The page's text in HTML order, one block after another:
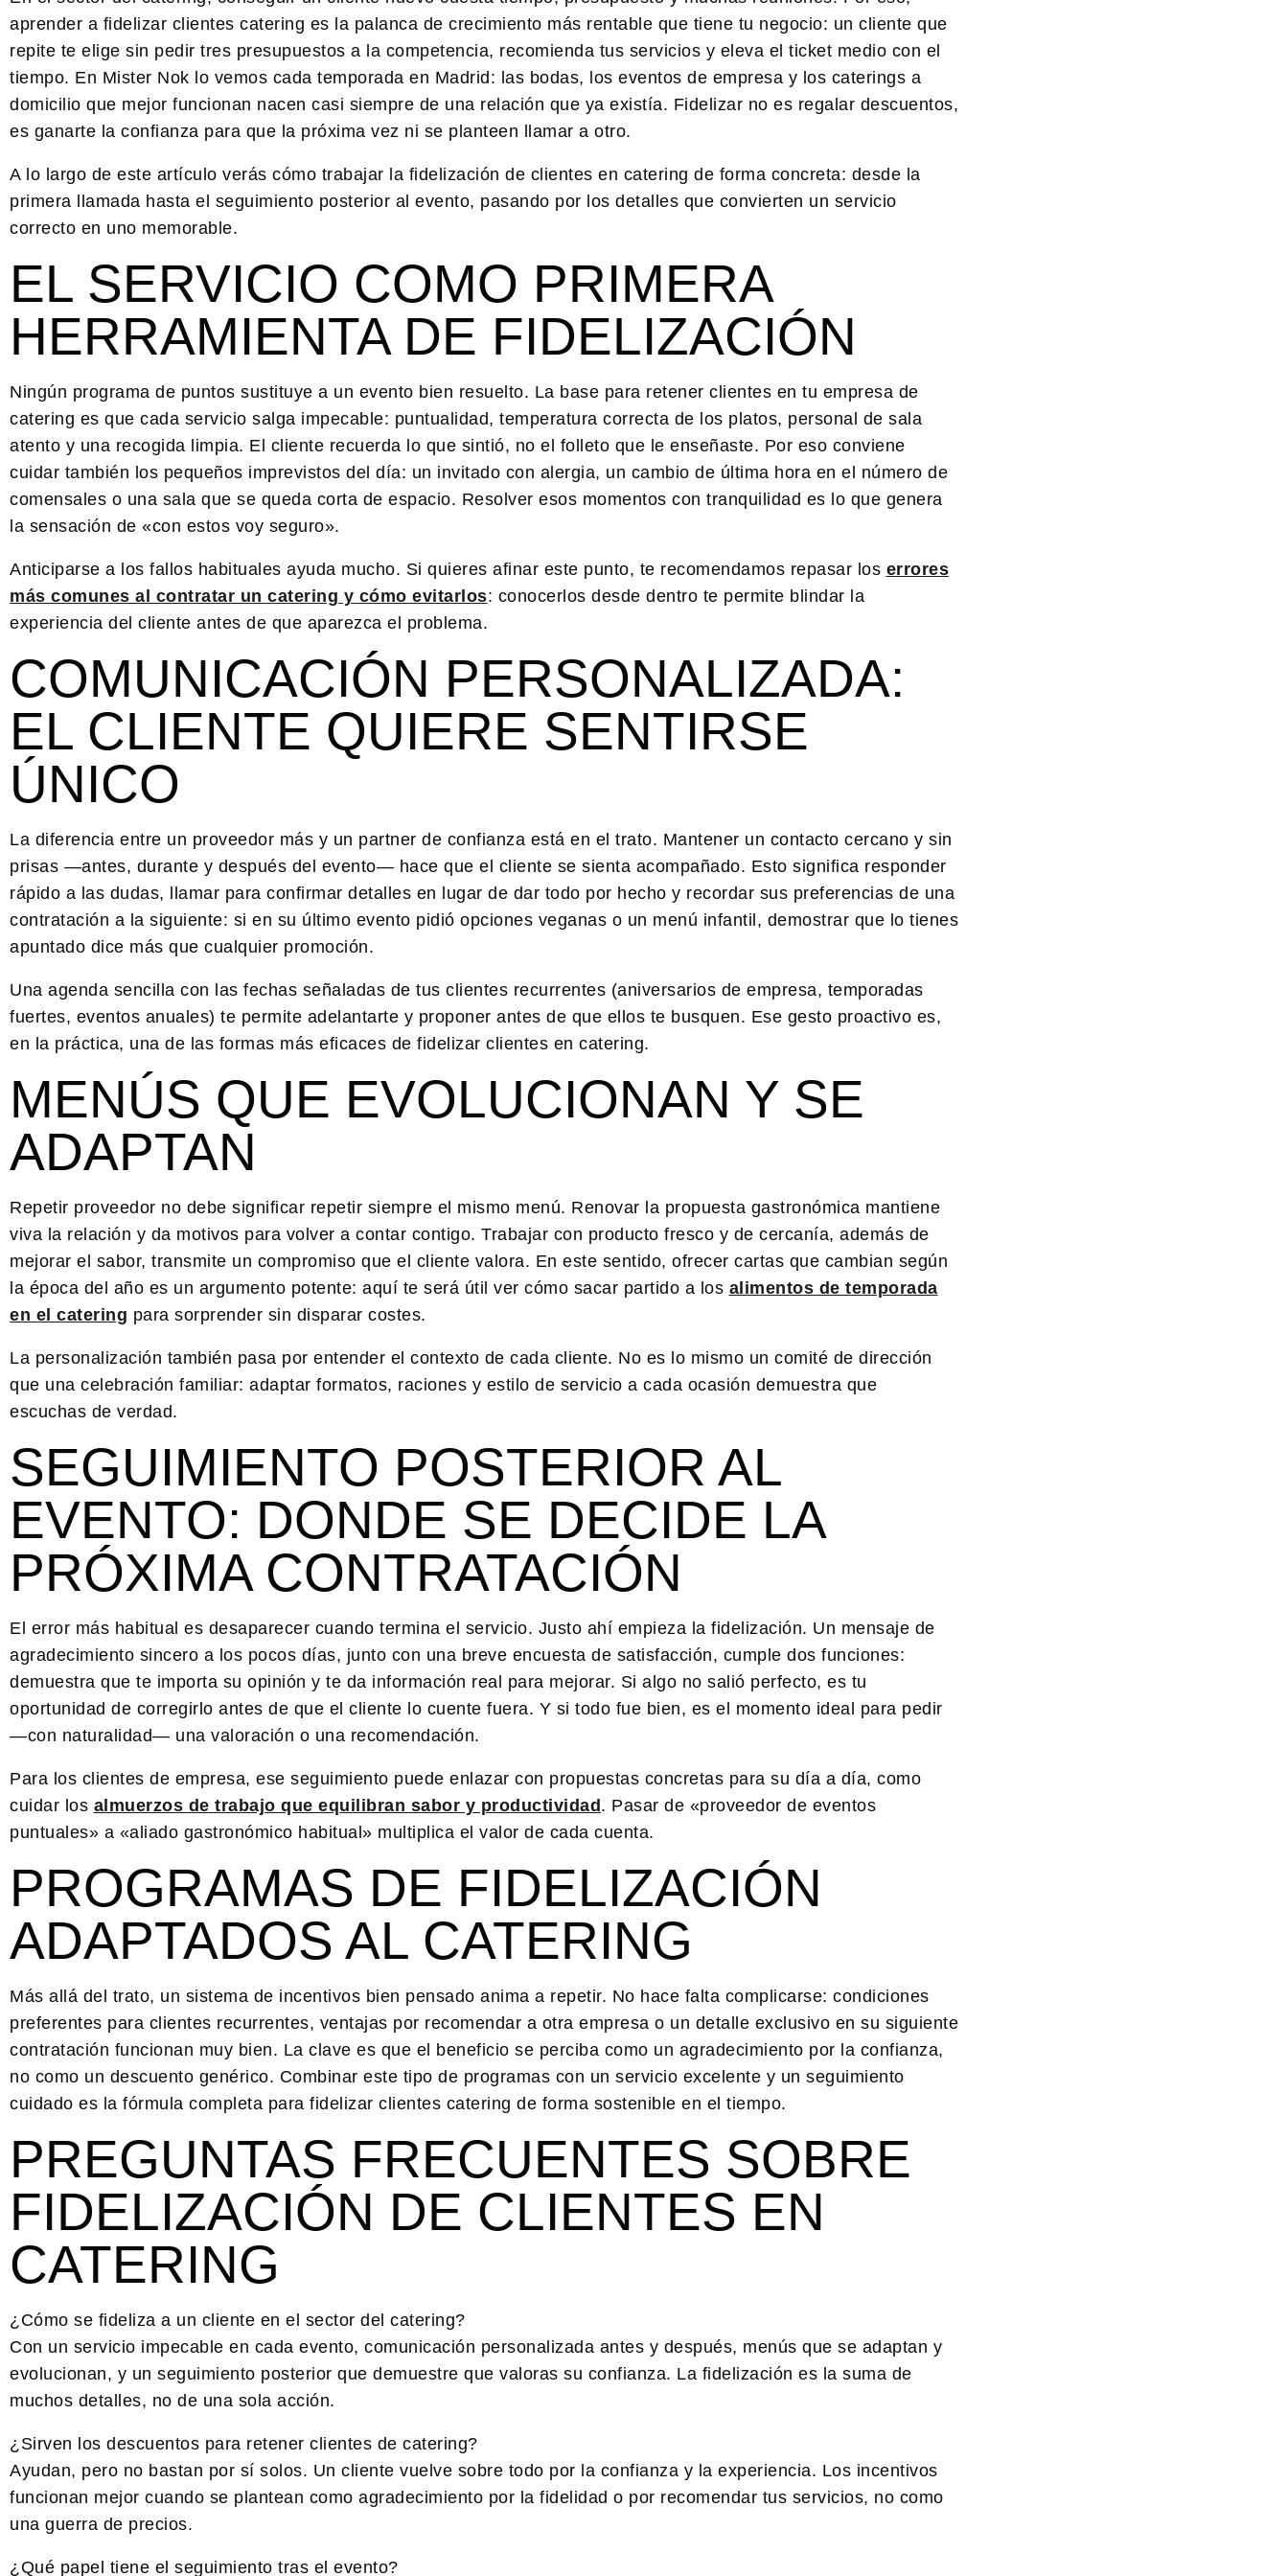
aprender a fidelizar clientes catering es la palanca de crecimiento más rentable que tiene tu negocio: un cliente que
repite te elige sin pedir tres presupuestos a la competencia, recomienda tus servicios y eleva el ticket medio con el
tiempo. En Mister Nok lo vemos cada temporada en Madrid: las bodas, los eventos de empresa y los caterings a
domicilio que mejor funcionan nacen casi siempre de una relación que ya existía. Fidelizar no es regalar descuentos,
es ganarte la confianza para que la próxima vez ni se planteen llamar a otro.
A lo largo de este artículo verás cómo trabajar la fidelización de clientes en catering de forma concreta: desde la
primera llamada hasta el seguimiento posterior al evento, pasando por los detalles que convierten un servicio
correcto en uno memorable.
EL SERVICIO COMO PRIMERA
HERRAMIENTA DE FIDELIZACIÓN
Ningún programa de puntos sustituye a un evento bien resuelto. La base para retener clientes en tu empresa de
catering es que cada servicio salga impecable: puntualidad, temperatura correcta de los platos, personal de sala
atento y una recogida limpia. El cliente recuerda lo que sintió, no el folleto que le enseñaste. Por eso conviene
cuidar también los pequeños imprevistos del día: un invitado con alergia, un cambio de última hora en el número de
comensales o una sala que se queda corta de espacio. Resolver esos momentos con tranquilidad es lo que genera
la sensación de «con estos voy seguro».
Anticiparse a los fallos habituales ayuda mucho. Si quieres afinar este punto, te recomendamos repasar los errores
más comunes al contratar un catering y cómo evitarlos: conocerlos desde dentro te permite blindar la
experiencia del cliente antes de que aparezca el problema.
COMUNICACIÓN PERSONALIZADA:
EL CLIENTE QUIERE SENTIRSE
ÚNICO
La diferencia entre un proveedor más y un partner de confianza está en el trato. Mantener un contacto cercano y sin
prisas —antes, durante y después del evento— hace que el cliente se sienta acompañado. Esto significa responder
rápido a las dudas, llamar para confirmar detalles en lugar de dar todo por hecho y recordar sus preferencias de una
contratación a la siguiente: si en su último evento pidió opciones veganas o un menú infantil, demostrar que lo tienes
apuntado dice más que cualquier promoción.
Una agenda sencilla con las fechas señaladas de tus clientes recurrentes (aniversarios de empresa, temporadas
fuertes, eventos anuales) te permite adelantarte y proponer antes de que ellos te busquen. Ese gesto proactivo es,
en la práctica, una de las formas más eficaces de fidelizar clientes en catering.
MENÚS QUE EVOLUCIONAN Y SE
ADAPTAN
Repetir proveedor no debe significar repetir siempre el mismo menú. Renovar la propuesta gastronómica mantiene
viva la relación y da motivos para volver a contar contigo. Trabajar con producto fresco y de cercanía, además de
mejorar el sabor, transmite un compromiso que el cliente valora. En este sentido, ofrecer cartas que cambian según
la época del año es un argumento potente: aquí te será útil ver cómo sacar partido a los alimentos de temporada
en el catering para sorprender sin disparar costes.
La personalización también pasa por entender el contexto de cada cliente. No es lo mismo un comité de dirección
que una celebración familiar: adaptar formatos, raciones y estilo de servicio a cada ocasión demuestra que
escuchas de verdad.
SEGUIMIENTO POSTERIOR AL
EVENTO: DONDE SE DECIDE LA
PRÓXIMA CONTRATACIÓN
El error más habitual es desaparecer cuando termina el servicio. Justo ahí empieza la fidelización. Un mensaje de
agradecimiento sincero a los pocos días, junto con una breve encuesta de satisfacción, cumple dos funciones:
demuestra que te importa su opinión y te da información real para mejorar. Si algo no salió perfecto, es tu
oportunidad de corregirlo antes de que el cliente lo cuente fuera. Y si todo fue bien, es el momento ideal para pedir
—con naturalidad— una valoración o una recomendación.
Para los clientes de empresa, ese seguimiento puede enlazar con propuestas concretas para su día a día, como
cuidar los almuerzos de trabajo que equilibran sabor y productividad. Pasar de «proveedor de eventos
puntuales» a «aliado gastronómico habitual» multiplica el valor de cada cuenta.
PROGRAMAS DE FIDELIZACIÓN
ADAPTADOS AL CATERING
Más allá del trato, un sistema de incentivos bien pensado anima a repetir. No hace falta complicarse: condiciones
preferentes para clientes recurrentes, ventajas por recomendar a otra empresa o un detalle exclusivo en su siguiente
contratación funcionan muy bien. La clave es que el beneficio se perciba como un agradecimiento por la confianza,
no como un descuento genérico. Combinar este tipo de programas con un servicio excelente y un seguimiento
cuidado es la fórmula completa para fidelizar clientes catering de forma sostenible en el tiempo.
PREGUNTAS FRECUENTES SOBRE
FIDELIZACIÓN DE CLIENTES EN
CATERING
¿Cómo se fideliza a un cliente en el sector del catering?
Con un servicio impecable en cada evento, comunicación personalizada antes y después, menús que se adaptan y
evolucionan, y un seguimiento posterior que demuestre que valoras su confianza. La fidelización es la suma de
muchos detalles, no de una sola acción.
¿Sirven los descuentos para retener clientes de catering?
Ayudan, pero no bastan por sí solos. Un cliente vuelve sobre todo por la confianza y la experiencia. Los incentivos
funcionan mejor cuando se plantean como agradecimiento por la fidelidad o por recomendar tus servicios, no como
una guerra de precios.
¿Qué papel tiene el seguimiento tras el evento?